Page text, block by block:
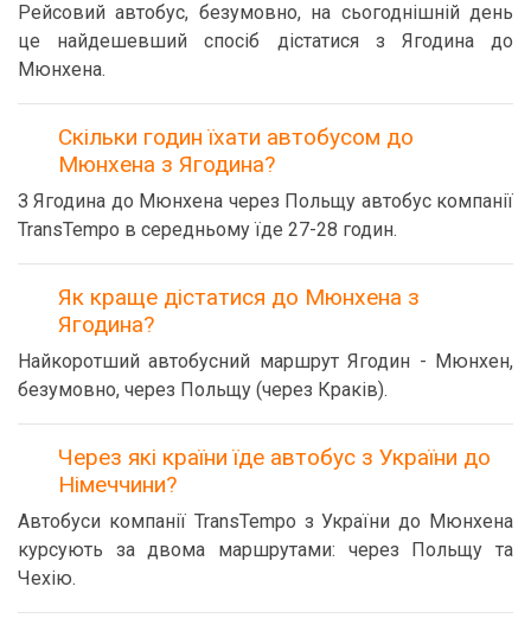
Рейсовий автобус, безумовно, на сьогоднішній день
це найдешевший спосіб дістатися з Ягодина до
Мюнхена.
Скільки годин їхати автобусом до
Мюнхена з Ягодина?
З Ягодина до Мюнхена через Польщу автобус компанії
TransTempo в середньому їде 27-28 годин.
Як краще дістатися до Мюнхена з
Ягодина?
Найкоротший автобусний маршрут Ягодин - Мюнхен,
безумовно, через Польщу (через Краків).
Через які країни їде автобус з України до
Німеччини?
Автобуси компанії TransTempo з України до Мюнхена
курсують за двома маршрутами: через Польщу та
Чехію.